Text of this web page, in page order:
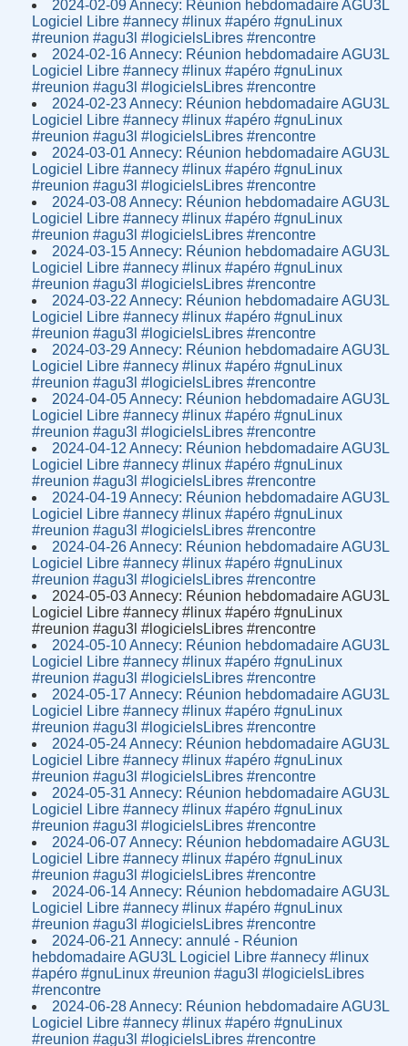
2024-02-09 Annecy: Réunion hebdomadaire AGU3L
Logiciel Libre #annecy #linux #apéro #gnuLinux
#reunion #agu3l #logicielsLibres #rencontre
2024-02-16 Annecy: Réunion hebdomadaire AGU3L
Logiciel Libre #annecy #linux #apéro #gnuLinux
#reunion #agu3l #logicielsLibres #rencontre
2024-02-23 Annecy: Réunion hebdomadaire AGU3L
Logiciel Libre #annecy #linux #apéro #gnuLinux
#reunion #agu3l #logicielsLibres #rencontre
2024-03-01 Annecy: Réunion hebdomadaire AGU3L
Logiciel Libre #annecy #linux #apéro #gnuLinux
#reunion #agu3l #logicielsLibres #rencontre
2024-03-08 Annecy: Réunion hebdomadaire AGU3L
Logiciel Libre #annecy #linux #apéro #gnuLinux
#reunion #agu3l #logicielsLibres #rencontre
2024-03-15 Annecy: Réunion hebdomadaire AGU3L
Logiciel Libre #annecy #linux #apéro #gnuLinux
#reunion #agu3l #logicielsLibres #rencontre
2024-03-22 Annecy: Réunion hebdomadaire AGU3L
Logiciel Libre #annecy #linux #apéro #gnuLinux
#reunion #agu3l #logicielsLibres #rencontre
2024-03-29 Annecy: Réunion hebdomadaire AGU3L
Logiciel Libre #annecy #linux #apéro #gnuLinux
#reunion #agu3l #logicielsLibres #rencontre
2024-04-05 Annecy: Réunion hebdomadaire AGU3L
Logiciel Libre #annecy #linux #apéro #gnuLinux
#reunion #agu3l #logicielsLibres #rencontre
2024-04-12 Annecy: Réunion hebdomadaire AGU3L
Logiciel Libre #annecy #linux #apéro #gnuLinux
#reunion #agu3l #logicielsLibres #rencontre
2024-04-19 Annecy: Réunion hebdomadaire AGU3L
Logiciel Libre #annecy #linux #apéro #gnuLinux
#reunion #agu3l #logicielsLibres #rencontre
2024-04-26 Annecy: Réunion hebdomadaire AGU3L
Logiciel Libre #annecy #linux #apéro #gnuLinux
#reunion #agu3l #logicielsLibres #rencontre
2024-05-03 Annecy: Réunion hebdomadaire AGU3L
Logiciel Libre #annecy #linux #apéro #gnuLinux
#reunion #agu3l #logicielsLibres #rencontre
2024-05-10 Annecy: Réunion hebdomadaire AGU3L
Logiciel Libre #annecy #linux #apéro #gnuLinux
#reunion #agu3l #logicielsLibres #rencontre
2024-05-17 Annecy: Réunion hebdomadaire AGU3L
Logiciel Libre #annecy #linux #apéro #gnuLinux
#reunion #agu3l #logicielsLibres #rencontre
2024-05-24 Annecy: Réunion hebdomadaire AGU3L
Logiciel Libre #annecy #linux #apéro #gnuLinux
#reunion #agu3l #logicielsLibres #rencontre
2024-05-31 Annecy: Réunion hebdomadaire AGU3L
Logiciel Libre #annecy #linux #apéro #gnuLinux
#reunion #agu3l #logicielsLibres #rencontre
2024-06-07 Annecy: Réunion hebdomadaire AGU3L
Logiciel Libre #annecy #linux #apéro #gnuLinux
#reunion #agu3l #logicielsLibres #rencontre
2024-06-14 Annecy: Réunion hebdomadaire AGU3L
Logiciel Libre #annecy #linux #apéro #gnuLinux
#reunion #agu3l #logicielsLibres #rencontre
2024-06-21 Annecy: annulé - Réunion
hebdomadaire AGU3L Logiciel Libre #annecy #linux
#apéro #gnuLinux #reunion #agu3l #logicielsLibres
#rencontre
2024-06-28 Annecy: Réunion hebdomadaire AGU3L
Logiciel Libre #annecy #linux #apéro #gnuLinux
#reunion #agu3l #logicielsLibres #rencontre